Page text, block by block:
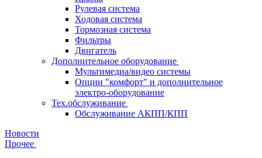
Рулевая система
Ходовая система
Тормозная система
Фильтры
Двигатель
Дополнительное оборудование
Мультимедиа/видео системы
Опции "комфорт" и дополнительное
электро-оборудование
Тех.обслуживание
Обслуживание АКПП/КПП
Новости
Прочее